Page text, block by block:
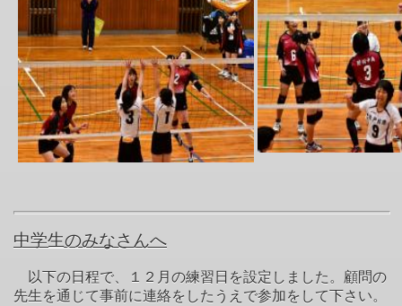
中学生のみなさんへ
以下の日程で、１２月の練習日を設定しました。顧問の
先生を通じて事前に連絡をしたうえで参加をして下さい。